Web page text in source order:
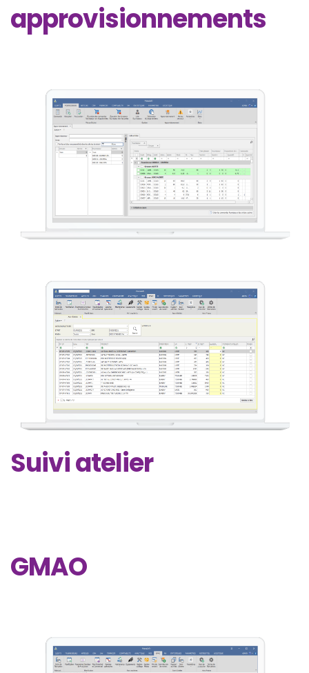
approvisionnements
Suivi atelier
GMAO